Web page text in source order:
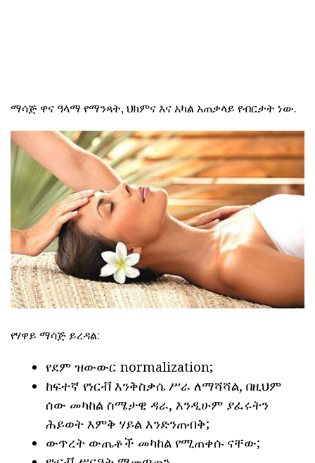
ማሳጅ ዋና ዓላማ የማንጻት, ህክምና እና አካል አጠቃላይ የብርታት ነው.
የሃዋይ ማሳጅ ይረዳል:
የደም ዝውውር normalization;
ከፍተኛ የነርቭ እንቅስቃሴ ሥራ ለማሻሻል, በዚህም
ሰው መካከል ስሜታዊ ዳራ, እንዲሁም ያፈሩትን
ሕይወት እምቅ ሃይል እንድንጠብቅ;
ውጥረት ውጤቶች መካከል የሚጠቀሱ ናቸው;